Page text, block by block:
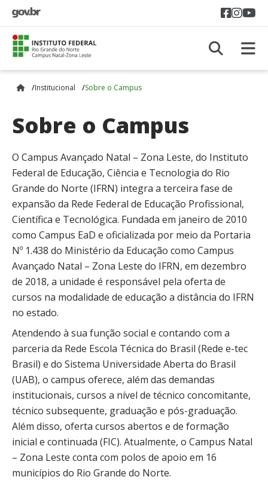
Institucional Sobre o Campus
Sobre o Campus
O Campus Avançado Natal – Zona Leste, do Instituto
Federal de Educação, Ciência e Tecnologia do Rio
Grande do Norte (IFRN) integra a terceira fase de
expansão da Rede Federal de Educação Profissional,
Científica e Tecnológica. Fundada em janeiro de 2010
como Campus EaD e oficializada por meio da Portaria
Nº 1.438 do Ministério da Educação como Campus
Avançado Natal – Zona Leste do IFRN, em dezembro
de 2018, a unidade é responsável pela oferta de
cursos na modalidade de educação a distância do IFRN
no estado.
Atendendo à sua função social e contando com a
parceria da Rede Escola Técnica do Brasil (Rede e-tec
Brasil) e do Sistema Universidade Aberta do Brasil
(UAB), o campus oferece, além das demandas
institucionais, cursos a nível de técnico concomitante,
técnico subsequente, graduação e pós-graduação.
Além disso, oferta cursos abertos e de formação
inicial e continuada (FIC). Atualmente, o Campus Natal
– Zona Leste conta com polos de apoio em 16
municípios do Rio Grande do Norte.